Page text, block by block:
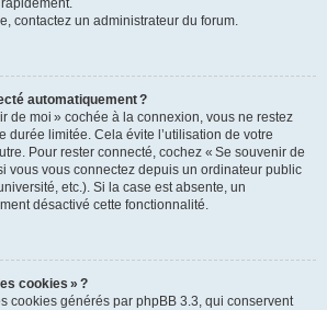
contactez un administrateur du forum.
automatiquement ?
de moi » cochée à la connexion, vous ne restez
durée limitée. Cela évite l’utilisation de votre
Pour rester connecté, cochez « Se souvenir de
vous vous connectez depuis un ordinateur public
etc.). Si la case est absente, un
désactivé cette fonctionnalité.
cookies » ?
cookies générés par phpBB 3.3, qui conservent